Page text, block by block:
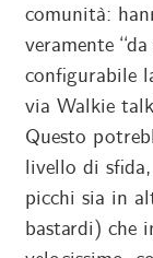
comunità:
veramente
configurabile
via Walkie
Questo
livello di
picchi sia in
bastardi) che